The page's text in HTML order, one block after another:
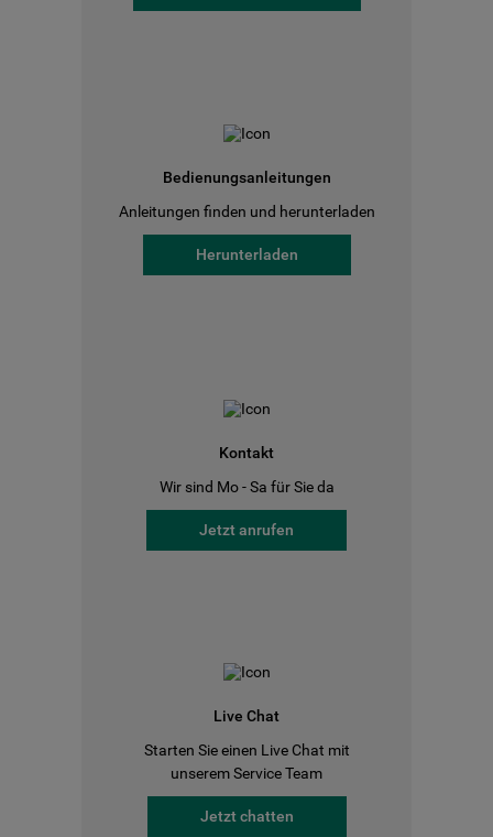
Bedienungsanleitungen
Anleitungen finden und herunterladen
Herunterladen
Kontakt
Wir sind Mo - Sa für Sie da
Jetzt anrufen
Live Chat
Starten Sie einen Live Chat mit
unserem Service Team
Jetzt chatten